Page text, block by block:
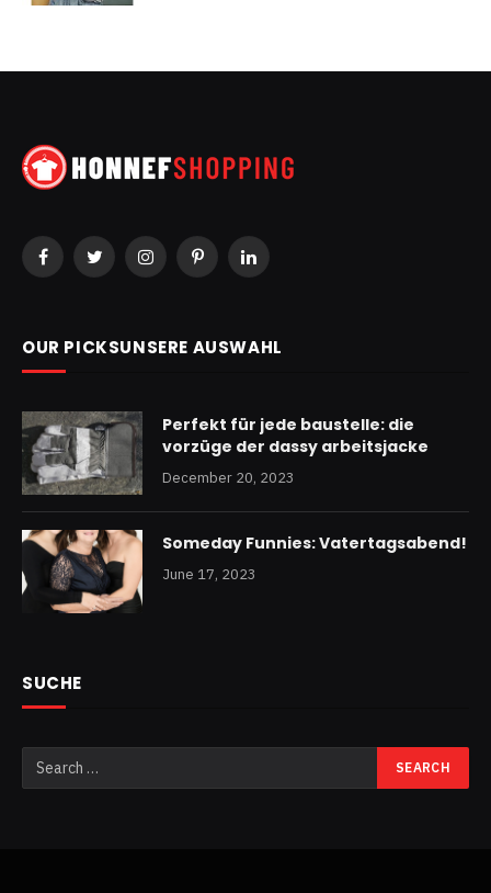
FacebookTwitterInstagramPinterestLinkedIn
OUR PICKSUNSERE AUSWAHL
Perfekt für jede baustelle: die
vorzüge der dassy arbeitsjacke
December 20, 2023
Someday Funnies: Vatertagsabend!
June 17, 2023
SUCHE